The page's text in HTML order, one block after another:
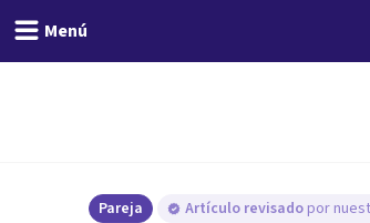
Menú
Pareja Artículo revisado por